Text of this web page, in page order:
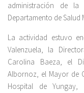
administración de
Departamento de Salud
La actividad estuvo
Valenzuela, la
Carolina Baeza, el
Albornoz, el Mayor de
Hospital de Yungay,